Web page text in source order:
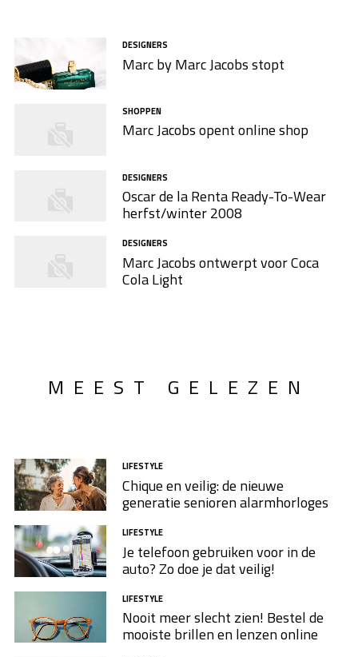
DESIGNERS
Marc by Marc Jacobs stopt
SHOPPEN
Marc Jacobs opent online shop
DESIGNERS
Oscar de la Renta Ready-To-Wear
herfst/winter 2008
DESIGNERS
Marc Jacobs ontwerpt voor Coca
Cola Light
MEEST GELEZEN
LIFESTYLE
Chique en veilig: de nieuwe
generatie senioren alarmhorloges
LIFESTYLE
Je telefoon gebruiken voor in de
auto? Zo doe je dat veilig!
LIFESTYLE
Nooit meer slecht zien! Bestel de
mooiste brillen en lenzen online